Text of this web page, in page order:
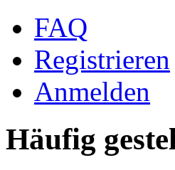
FAQ
Registrieren
Anmelden
Häufig